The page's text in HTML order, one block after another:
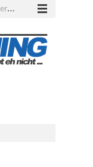
„ARC Raiders“-Spieler erhalten exklusives Outfit für „The Finals“
PS5-Disc vor dem Aus: Warum der Fan-Protest gegen Sony ins Leere läuft
„Borderlands 4“ trifft „Subnautica“: Kostenloses Update schickt euch in die Tiefsee
Xbox Game Pass: Diese neuen Spiele erscheinen im August 2026